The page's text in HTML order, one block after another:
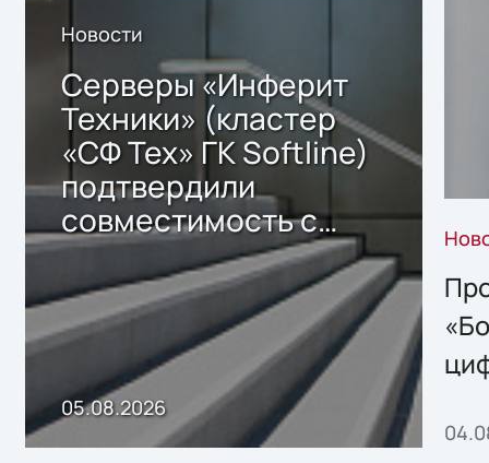
Новости
Серверы «Инферит
Техники» (кластер
«СФ Тех» ГК Softline)
подтвердили
совместимость с
решением Sharx
Storage 2.x для
хранения данных
05.08.2026